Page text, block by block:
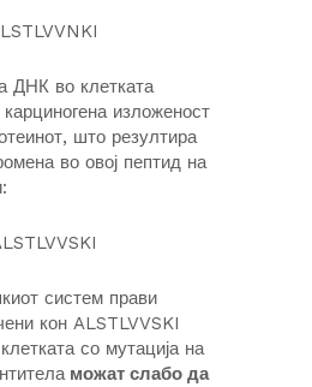
ДНК во клетката
изложеност
што резултира
во овој пептид на
систем прави
кон ALSTLVVSKI
со мутација на
можат слабо да